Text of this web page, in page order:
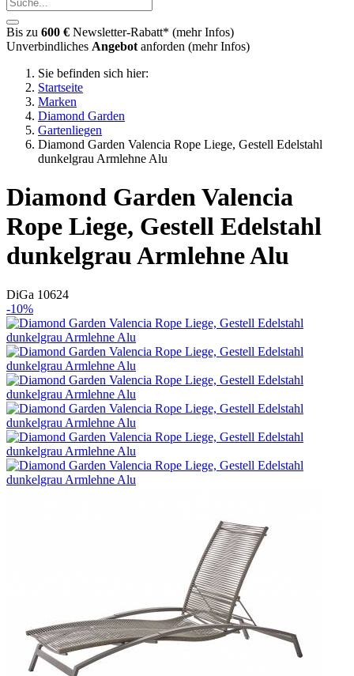
Bis zu 600 € Newsletter-Rabatt* (mehr Infos)
Unverbindliches Angebot anforden (mehr Infos)
Sie befinden sich hier:
Startseite
Marken
Diamond Garden
Gartenliegen
Diamond Garden Valencia Rope Liege, Gestell Edelstahl
dunkelgrau Armlehne Alu
Diamond GardenValencia
Rope Liege, Gestell Edelstahl
dunkelgrau Armlehne Alu
DiGa 10624
-10%